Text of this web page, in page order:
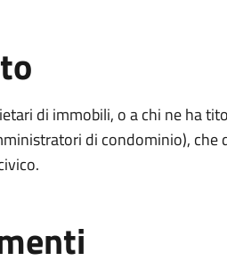
di immobili, o a chi ne ha
di condominio), che